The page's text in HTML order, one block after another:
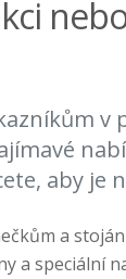
v
aby je
a
a speciální